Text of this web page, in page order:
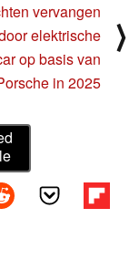
vervangen
elektrische
op basis van
in 2025
⟩